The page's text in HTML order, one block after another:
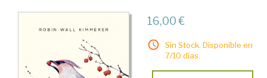
16,00 €
Sin Stock. Disponible en
7/10 días.